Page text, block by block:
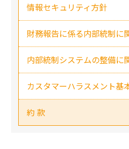
情報セキュリティ方針
財務報告に係る内部統制に
内部統制システムの整備に
カスタマーハラスメント基
約 款